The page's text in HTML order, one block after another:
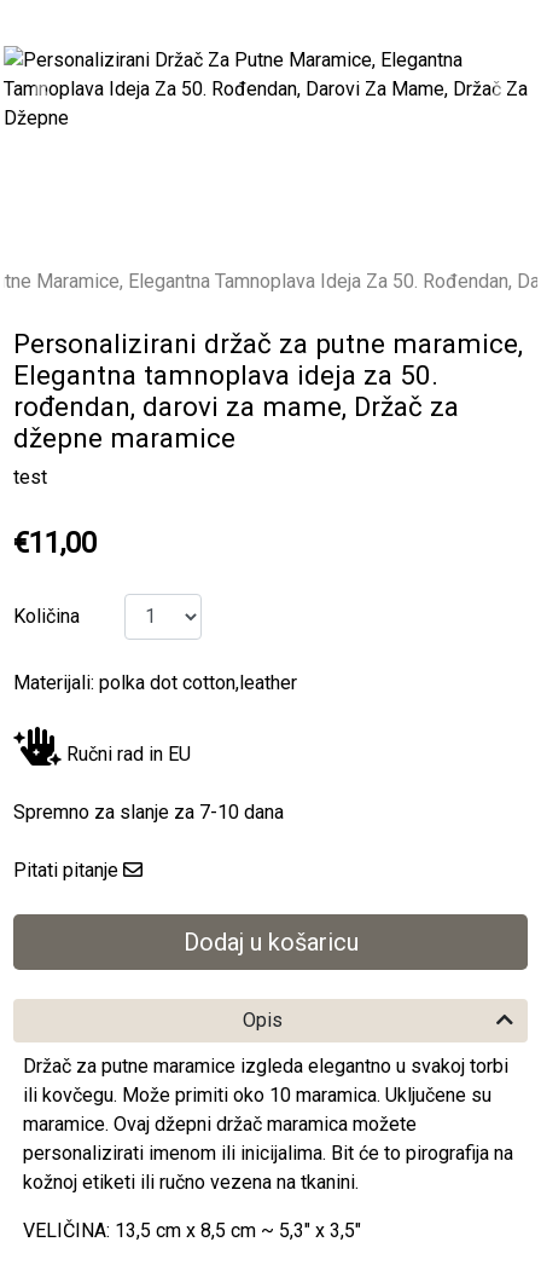
Previous Next
Personalizirani držač za putne maramice,
Elegantna tamnoplava ideja za 50.
rođendan, darovi za mame, Držač za
džepne maramice
test
€11,00
Količina
Materijali: polka dot cotton,leather
Ručni rad in EU
Spremno za slanje za 7-10 dana
Pitati pitanje
Opis
Držač za putne maramice izgleda elegantno u svakoj torbi
ili kovčegu. Može primiti oko 10 maramica. Uključene su
maramice. Ovaj džepni držač maramica možete
personalizirati imenom ili inicijalima. Bit će to pirografija na
kožnoj etiketi ili ručno vezena na tkanini.
VELIČINA: 13,5 cm x 8,5 cm ~ 5,3" x 3,5"